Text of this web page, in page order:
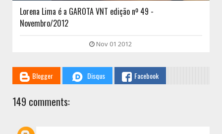
Rayanne Oliveira é a GAROTA VNT edição nº 48 -
Outubro/2012
Sep 30 2012
Blogger Disqus Facebook
149 comments: